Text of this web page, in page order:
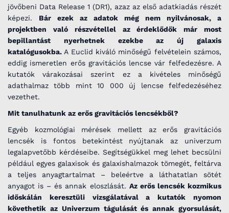
jövőbeni Data Release 1 (DR1), azaz az első adatkiadás részét
képezi. Bár ezek az adatok még nem nyilvánosak, a
projektben való részvétellel az érdeklődők már most
bepillantást nyerhetnek ezekbe az új galaxis
katalógusokba. A Euclid kiváló minőségű felvételein számos,
eddig ismeretlen erős gravitációs lencse vár felfedezésre. A
kutatók várakozásai szerint ez a kivételes minőségű
adathalmaz több mint 10 000 új lencse felfedezéséhez
vezethet.
Mit tanulhatunk az erős gravitációs lencsékből?
Egyéb kozmológiai mérések mellett az erős gravitációs
lencsék is fontos betekintést nyújtanak az univerzum
legalapvetőbb kérdéseibe. Segítségükkel meg lehet becsülni
például egyes galaxisok és galaxishalmazok tömegét, feltárva
a teljes anyagtartalmat – beleértve a láthatatlan sötét
anyagot is – és annak eloszlását. Az erős lencsék kozmikus
időskálán keresztüli vizsgálatával a kutatók nyomon
követhetik az Univerzum tágulását és annak gyorsulását,